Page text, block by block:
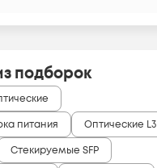
подборок
питания
Оптические L3
Стекируемые SFP